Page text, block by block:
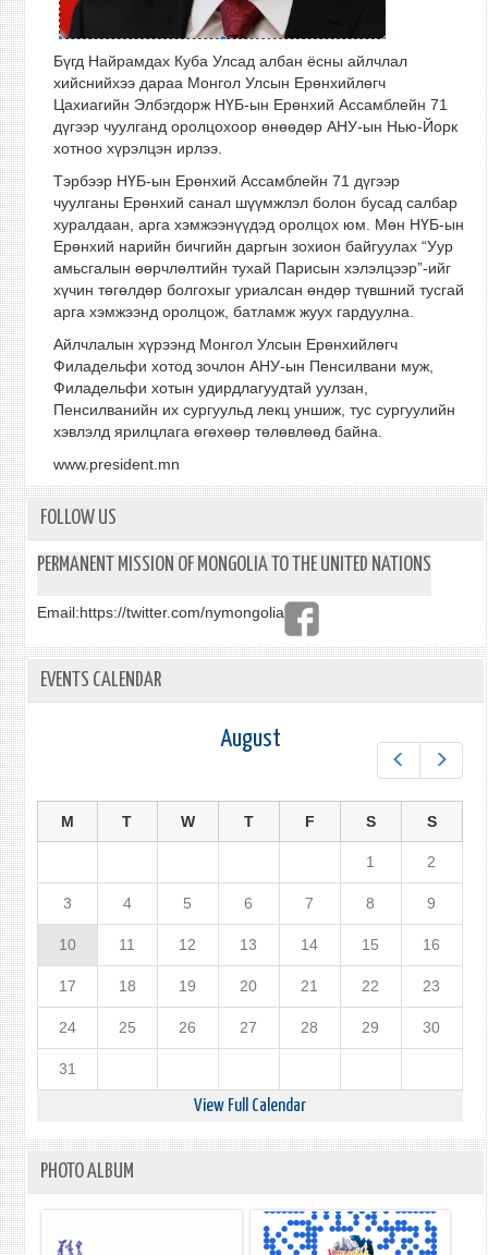
Бүгд Найрамдах Куба Улсад албан ёсны айлчлал
хийснийхээ дараа Монгол Улсын Ерөнхийлөгч
Цахиагийн Элбэгдорж НҮБ-ын Ерөнхий Ассамблейн 71
дүгээр чуулганд оролцохоор өнөөдөр АНУ-ын Нью-Йорк
хотноо хүрэлцэн ирлээ.
Тэрбээр НҮБ-ын Ерөнхий Ассамблейн 71 дүгээр
чуулганы Ерөнхий санал шүүмжлэл болон бусад салбар
хуралдаан, арга хэмжээнүүдэд оролцох юм. Мөн НҮБ-ын
Ерөнхий нарийн бичгийн даргын зохион байгуулах “Уур
амьсгалын өөрчлөлтийн тухай Парисын хэлэлцээр”-ийг
хүчин төгөлдөр болгохыг уриалсан өндөр түвшний тусгай
арга хэмжээнд оролцож, батламж жуух гардуулна.
Айлчлалын хүрээнд Монгол Улсын Ерөнхийлөгч
Филадельфи хотод зочлон АНУ-ын Пенсилвани муж,
Филадельфи хотын удирдлагуудтай уулзан,
Пенсилванийн их сургуульд лекц уншиж, тус сургуулийн
хэвлэлд ярилцлага өгөхөөр төлөвлөөд байна.
www.president.mn
FOLLOW US
PERMANENT MISSION OF MONGOLIA TO THE UNITED NATIONS
Email:https://twitter.com/nymongolia
EVENTS CALENDAR
August
M T W T F S S
1 2
3 4 5 6 7 8 9
10 11 12 13 14 15 16
17 18 19 20 21 22 23
24 25 26 27 28 29 30
31
View Full Calendar
PHOTO ALBUM